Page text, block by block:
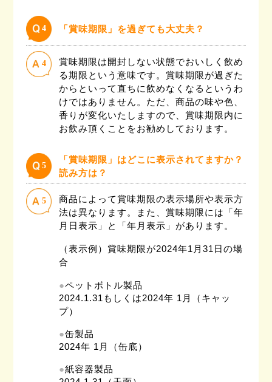
4 「賞味期限」を過ぎても大丈夫？
4
賞味期限は開封しない状態でおいしく飲め
る期限という意味です。賞味期限が過ぎた
からといって直ちに飲めなくなるというわ
けではありません。ただ、商品の味や色、
香りが変化いたしますので、賞味期限内に
お飲み頂くことをお勧めしております。
5
「賞味期限」はどこに表示されてますか？
読み方は？
5
商品によって賞味期限の表示場所や表示方
法は異なります。また、賞味期限には「年
月日表示」と「年月表示」があります。
（表示例）賞味期限が2024年1月31日の場
合
●ペットボトル製品
2024.1.31もしくは2024年 1月（キャッ
プ）
●缶製品
2024年 1月（缶底）
●紙容器製品